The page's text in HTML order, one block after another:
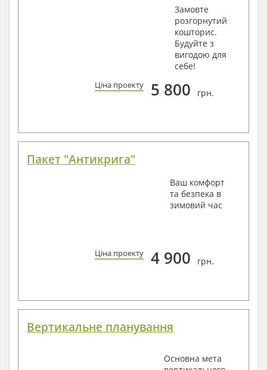
Замовте
розгорнутий
кошторис.
Будуйте з
вигодою для
себе!
Ціна проекту 5 800 грн.
Пакет "Антикрига"
Ваш комфорт
та безпека в
зимовий час
Ціна проекту 4 900 грн.
Вертикальне планування
Основна мета